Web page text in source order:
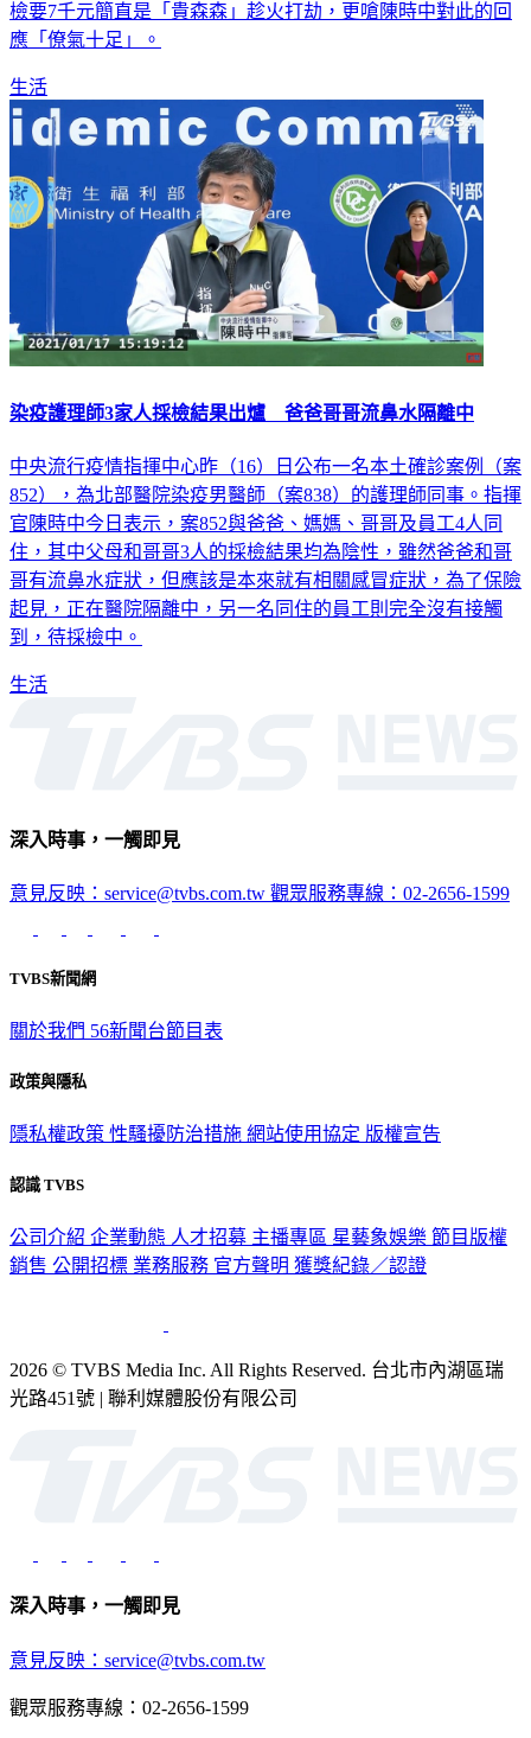
檢要7千元簡直是「貴森森」趁火打劫，更嗆陳時中對此的回
應「僚氣十足」。
生活
染疫護理師3家人採檢結果出爐 爸爸哥哥流鼻水隔離中
中央流行疫情指揮中心昨（16）日公布一名本土確診案例（案
852），為北部醫院染疫男醫師（案838）的護理師同事。指揮
官陳時中今日表示，案852與爸爸、媽媽、哥哥及員工4人同
住，其中父母和哥哥3人的採檢結果均為陰性，雖然爸爸和哥
哥有流鼻水症狀，但應該是本來就有相關感冒症狀，為了保險
起見，正在醫院隔離中，另一名同住的員工則完全沒有接觸
到，待採檢中。
生活
深入時事，一觸即見
意見反映：service@tvbs.com.tw 觀眾服務專線：02-2656-1599
TVBS新聞網
關於我們 56新聞台節目表
政策與隱私
隱私權政策 性騷擾防治措施 網站使用協定 版權宣告
認識 TVBS
公司介紹 企業動態 人才招募 主播專區 星藝象娛樂 節目版權
銷售 公開招標 業務服務 官方聲明 獲獎紀錄／認證
2026 © TVBS Media Inc. All Rights Reserved. 台北市內湖區瑞
光路451號 | 聯利媒體股份有限公司
深入時事，一觸即見
意見反映：service@tvbs.com.tw
觀眾服務專線：02-2656-1599